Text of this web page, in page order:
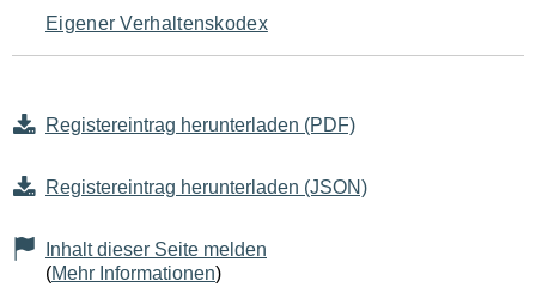
Eigener Verhaltenskodex
Registereintrag herunterladen (PDF)
Registereintrag herunterladen (JSON)
Inhalt dieser Seite melden
(Mehr Informationen)